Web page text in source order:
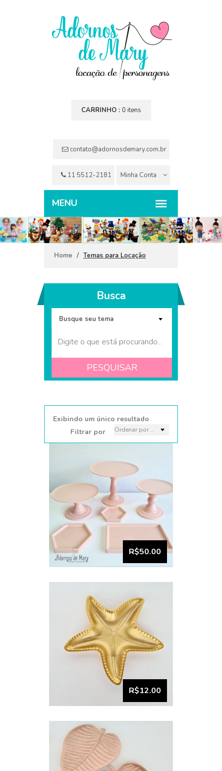
CARRINHO : 0 itens
contato@adornosdemary.com.br
11 5512-2181 Minha Conta
Home / Temas para Locação
Busca
PESQUISAR
Exibindo um único resultado
Filtrar por
comemore (20)
R$50.00
VISUALIZAR
Prato de doces formato
estrela (dourado)
R$12.00
Kit de pratos formato folha